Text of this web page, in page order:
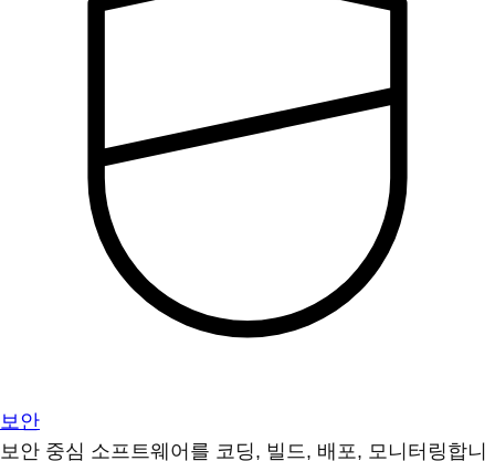
보안
보안 중심 소프트웨어를 코딩, 빌드, 배포, 모니터링합니